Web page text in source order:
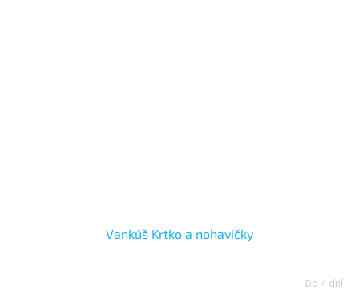
Vankúš Krtko a nohavičky
Do 4 dní